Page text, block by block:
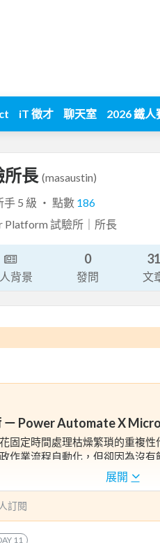
iT 徵才 聊天室 2026 鐵人
所長 (masaustin)
手 5 級 ‧ 點數 186
Platform 試驗所｜所長
背景
0
發問
31
文
－ Power Automate X
固定時間處理枯燥繁瑣的重複性
作業流程自動化，但卻因為沒有
過去的實務經驗，陪你一起從
展開
人訂閱
11